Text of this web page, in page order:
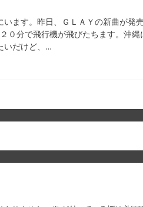
います。昨日、ＧＬＡＹの新曲が発
０分で飛行機が飛びたちます。沖
いだけど、…